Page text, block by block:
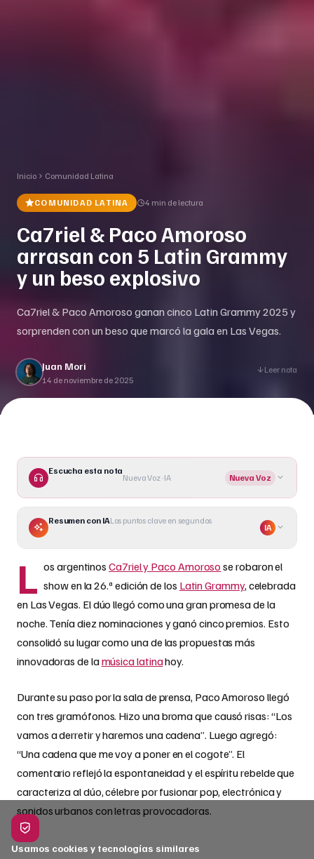
Inicio Comunidad Latina
COMUNIDAD LATINA 4 min de lectura
Ca7riel & Paco Amoroso
arrasan con 5 Latin Grammy
y un beso explosivo
Ca7riel & Paco Amoroso ganan cinco Latin Grammy 2025 y
sorprenden con un beso que marcó la gala en Las Vegas.
Juan Mori
14 de noviembre de 2025
Leer nota
Escucha esta nota
Nueva Voz · IA Nueva Voz
Resumen con IALos puntos clave en segundos
IA
L os argentinosCa7riel y Paco Amoroso se robaron el
show en la 26.ª edición de los Latin Grammy, celebrada
en Las Vegas. El dúo llegó como una gran promesa de la
noche. Tenía diez nominaciones y ganó cinco premios. Esto
consolidó su lugar como una de las propuestas más
innovadoras de lamúsica latinahoy.
Durante su paso por la sala de prensa, Paco Amoroso llegó
con tres gramófonos. Hizo una broma que causó risas: “Los
vamos a derretir y haremos una cadena”. Luego agregó:
“Una cadena que me voy a poner en el cogote”. El
comentario reflejó la espontaneidad y el espíritu rebelde que
caracteriza al dúo, célebre por fusionar pop, electrónica y
sonidos urbanos con letras provocadoras.
Usamos cookies y tecnologías similares